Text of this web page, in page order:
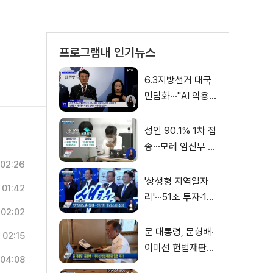
02:26
01:42
02:02
02:15
04:08
프로그램내 인기뉴스
6.3지방선거 대국
민담화···"AI 악용
성인 90.1% 1차 접
종···모레 임신부 사
'상생형 지역일자
리'···51조 투자·13
문 대통령, 문형배·
이미선 헌법재판관